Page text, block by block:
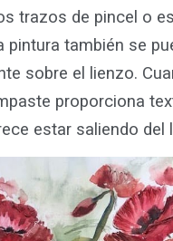
trazos de pincel o
pintura también se
sobre el lienzo.
proporciona
estar saliendo del